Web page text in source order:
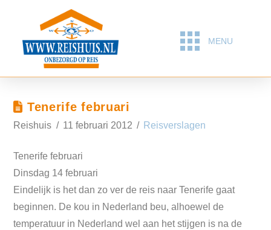
MENU
Tenerife februari
Reishuis 11 februari 2012 Reisverslagen
Tenerife februari
Dinsdag 14 februari
Eindelijk is het dan zo ver de reis naar Tenerife gaat
beginnen. De kou in Nederland beu, alhoewel de
temperatuur in Nederland wel aan het stijgen is na de